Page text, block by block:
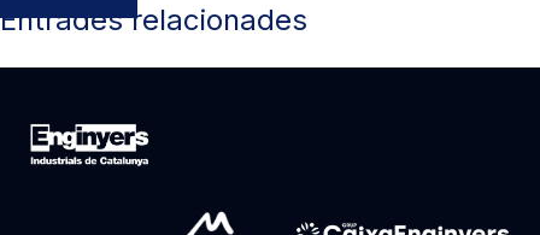
Entrades relacionades